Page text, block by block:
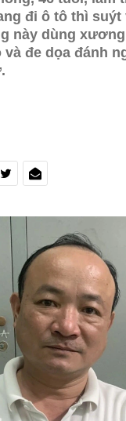
đi ô tô thì
này dùng
đe dọa đánh